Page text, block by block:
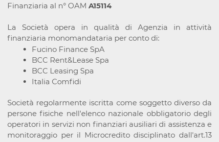
Finanziaria al n° OAM A15114
La Società opera in qualità di Agenzia in attività
finanziaria monomandataria per conto di:
Fucino Finance SpA
BCC Rent&Lease Spa
BCC Leasing Spa
Italia Comfidi
Società regolarmente iscritta come soggetto diverso da
persone fisiche nell'elenco nazionale obbligatorio degli
operatori in servizi non finanziari ausiliari di assistenza e
monitoraggio per il Microcredito disciplinato dall'art.13